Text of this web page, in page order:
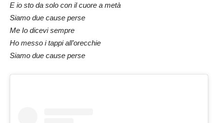
E io sto da solo con il cuore a metà
Siamo due cause perse
Me Io dicevi sempre
Ho messo i tappi all’orecchie
Siamo due cause perse